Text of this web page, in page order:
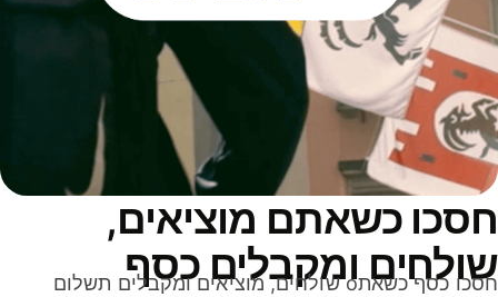
כשאתם מוציאים,
ומקבלים כסף
חסכו כסף כשאתo שולחים, מוציאים ומקבלים תשלום